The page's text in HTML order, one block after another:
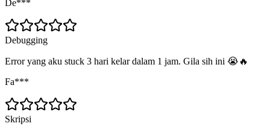
De***
Debugging
Error yang aku stuck 3 hari kelar dalam 1 jam. Gila sih ini 😭🔥
Fa***
Skripsi